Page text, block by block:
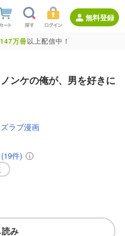
無料登録
147万冊以上配信中！
ンケの俺が、男を好きに
ラブ漫画
(19件)
み